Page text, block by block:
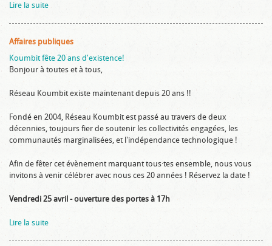
Lire la suite
Affaires publiques
Koumbit fête 20 ans d'existence!
Bonjour à toutes et à tous,
Réseau Koumbit existe maintenant depuis 20 ans !!
Fondé en 2004, Réseau Koumbit est passé au travers de deux
décennies, toujours fier de soutenir les collectivités engagées, les
communautés marginalisées, et l'indépendance technologique !
Afin de fêter cet évènement marquant tous·tes ensemble, nous vous
invitons à venir célébrer avec nous ces 20 années ! Réservez la date !
Vendredi 25 avril - ouverture des portes à 17h
Lire la suite